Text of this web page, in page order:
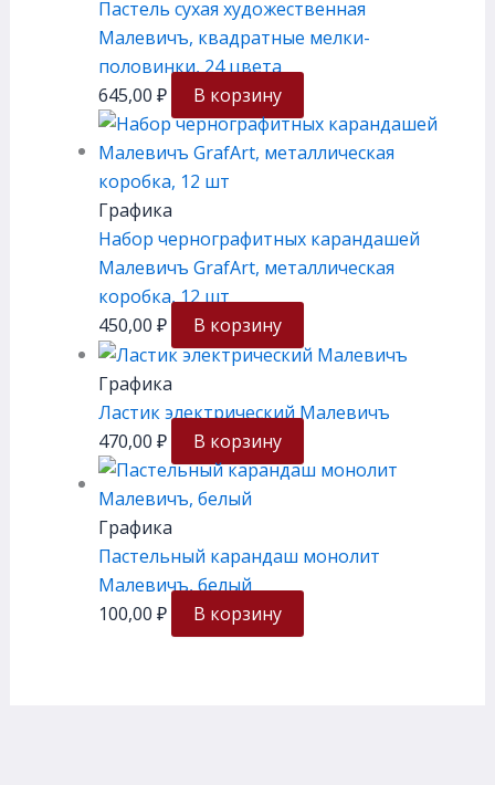
Пастель сухая художественная
Малевичъ, квадратные мелки-
половинки, 24 цвета
645,00 ₽ В корзину
Графика
Набор чернографитных карандашей
Малевичъ GrafArt, металлическая
коробка, 12 шт
450,00 ₽ В корзину
Графика
Ластик электрический Малевичъ
470,00 ₽ В корзину
Графика
Пастельный карандаш монолит
Малевичъ, белый
100,00 ₽ В корзину